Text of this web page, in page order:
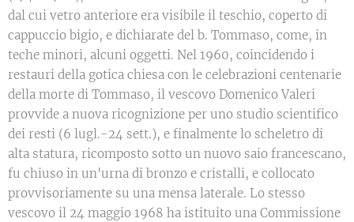
dal cui vetro anteriore era visibile il teschio, coperto di
cappuccio bigio, e dichiarate del b. Tommaso, come, in
teche minori, alcuni oggetti. Nel 1960, coincidendo i
restauri della gotica chiesa con le celebrazioni centenarie
della morte di Tommaso, il vescovo Domenico Valeri
provvide a nuova ricognizione per uno studio scientifico
dei resti (6 lugl.-24 sett.), e finalmente lo scheletro di
alta statura, ricomposto sotto un nuovo saio francescano,
fu chiuso in un'urna di bronzo e cristalli, e collocato
provvisoriamente su una mensa laterale. Lo stesso
vescovo il 24 maggio 1968 ha istituito una Commissione